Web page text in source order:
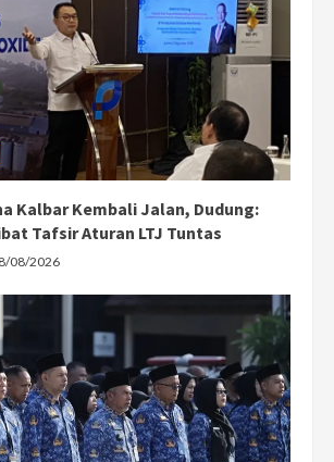
Kalbar Kembali Jalan, Dudung:
Tafsir Aturan LTJ Tuntas
08/2026